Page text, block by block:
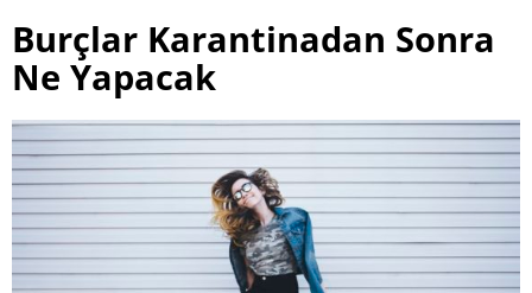
Burçlar Karantinadan Sonra
Ne Yapacak